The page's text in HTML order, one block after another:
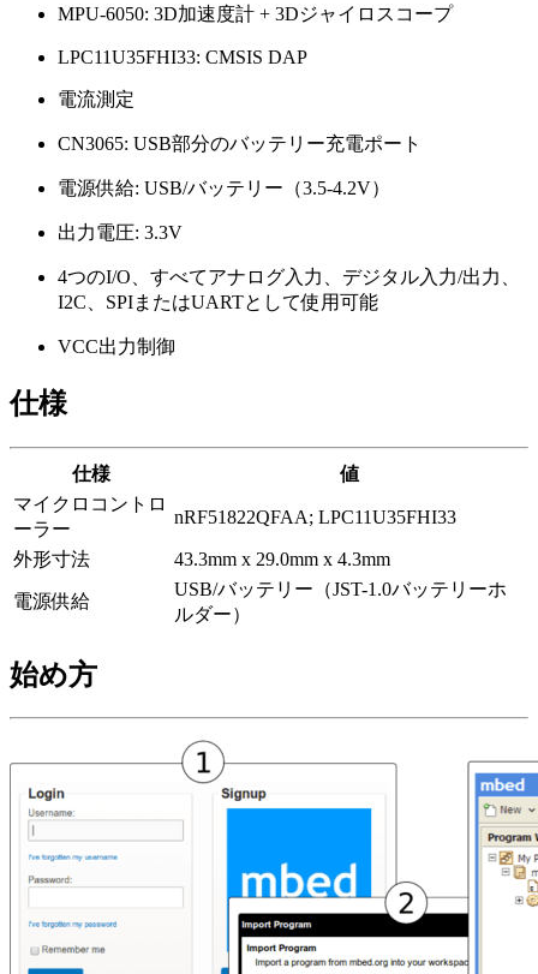
MPU-6050: 3D加速度計 + 3Dジャイロスコープ
LPC11U35FHI33: CMSIS DAP
電流測定
CN3065: USB部分のバッテリー充電ポート
電源供給: USB/バッテリー（3.5-4.2V）
出力電圧: 3.3V
4つのI/O、すべてアナログ入力、デジタル入力/出力、
I2C、SPIまたはUARTとして使用可能
VCC出力制御
仕様
仕様
値
マイクロコントロ
ーラー
nRF51822QFAA; LPC11U35FHI33
外形寸法 43.3mm x 29.0mm x 4.3mm
電源供給
USB/バッテリー（JST-1.0バッテリーホ
ルダー）
始め方